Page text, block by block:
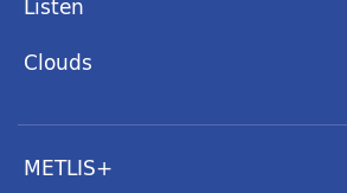
Clouds
METLIS+